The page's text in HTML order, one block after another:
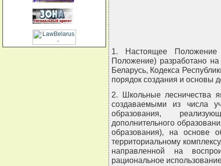
1. Настоящее
Положение) разработано на
Беларусь, Кодекса
порядок создания и основы
2. Школьные лесничества
создаваемыми из числа
образования,
дополнительного
образования), на основе
территориальному
направленной на
рациональное